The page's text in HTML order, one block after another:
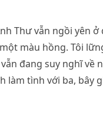
Thư vẫn ngồi yên
màu hồng. Tôi
đang suy nghĩ
làm tình với ba, bây